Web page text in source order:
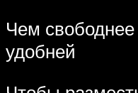
Чем свободнее
удобней